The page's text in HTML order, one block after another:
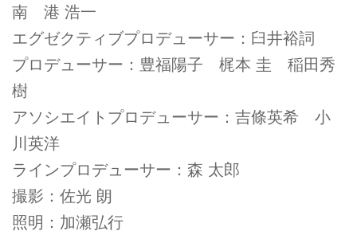
南 港 浩一
エグゼクティブプロデューサー：臼井裕詞
プロデューサー：豊福陽子 梶本 圭 稲田秀
樹
アソシエイトプロデューサー：吉條英希 小
川英洋
ラインプロデューサー：森 太郎
撮影：佐光 朗
照明：加瀬弘行